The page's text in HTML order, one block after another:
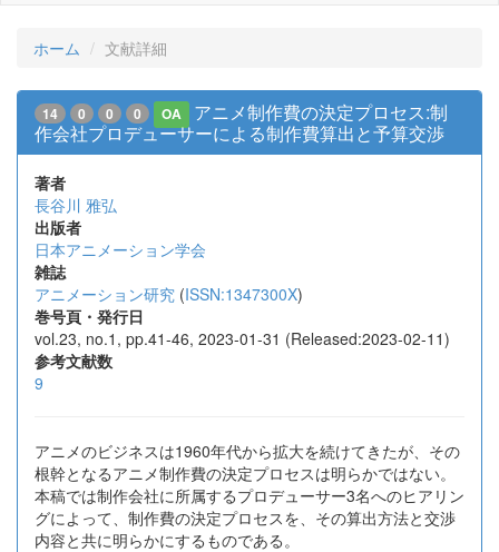
ホーム 文献詳細
14 0 0 0 OA
アニメ制作費の決定プロセス:制
作会社プロデューサーによる制作費算出と予算交渉
著者
長谷川 雅弘
出版者
日本アニメーション学会
雑誌
アニメーション研究 (ISSN:1347300X)
巻号頁・発行日
vol.23, no.1, pp.41-46, 2023-01-31 (Released:2023-02-11)
参考文献数
9
アニメのビジネスは1960年代から拡大を続けてきたが、その
根幹となるアニメ制作費の決定プロセスは明らかではない。
本稿では制作会社に所属するプロデューサー3名へのヒアリン
グによって、制作費の決定プロセスを、その算出方法と交渉
内容と共に明らかにするものである。